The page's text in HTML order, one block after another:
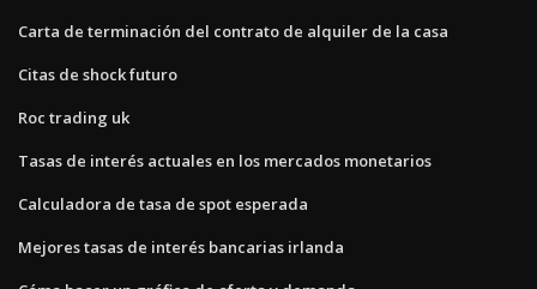
Carta de terminación del contrato de alquiler de la casa
Citas de shock futuro
Roc trading uk
Tasas de interés actuales en los mercados monetarios
Calculadora de tasa de spot esperada
Mejores tasas de interés bancarias irlanda